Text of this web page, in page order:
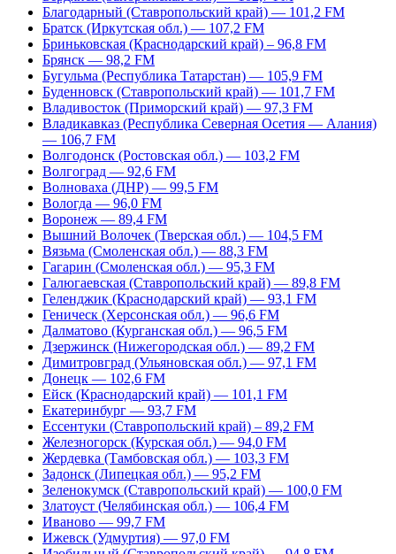
Благодарный (Ставропольский край) — 101,2 FM
Братск (Иркутская обл.) — 107,2 FM
Бриньковская (Краснодарский край) – 96,8 FM
Брянск — 98,2 FM
Бугульма (Республика Татарстан) — 105,9 FM
Буденновск (Ставропольский край) — 101,7 FM
Владивосток (Приморский край) — 97,3 FM
Владикавказ (Республика Северная Осетия — Алания)
— 106,7 FM
Волгодонск (Ростовская обл.) — 103,2 FM
Волгоград — 92,6 FM
Волноваха (ДНР) — 99,5 FM
Вологда — 96,0 FM
Воронеж — 89,4 FM
Вышний Волочек (Тверская обл.) — 104,5 FM
Вязьма (Смоленская обл.) — 88,3 FM
Гагарин (Смоленская обл.) — 95,3 FM
Галюгаевская (Ставропольский край) — 89,8 FM
Геленджик (Краснодарский край) — 93,1 FM
Геническ (Херсонская обл.) — 96,6 FM
Далматово (Курганская обл.) — 96,5 FM
Дзержинск (Нижегородская обл.) — 89,2 FM
Димитровград (Ульяновская обл.) — 97,1 FM
Донецк — 102,6 FM
Ейск (Краснодарский край) — 101,1 FM
Екатеринбург — 93,7 FM
Ессентуки (Ставропольский край) – 89,2 FM
Железногорск (Курская обл.) — 94,0 FM
Жердевка (Тамбовская обл.) — 103,3 FM
Задонск (Липецкая обл.) — 95,2 FM
Зеленокумск (Ставропольский край) — 100,0 FM
Златоуст (Челябинская обл.) — 106,4 FM
Иваново — 99,7 FM
Ижевск (Удмуртия) — 97,0 FM